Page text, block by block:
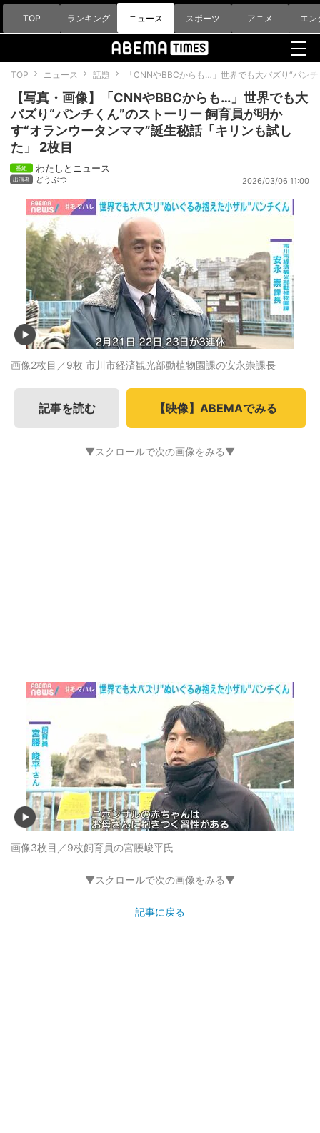
TOP ランキング ニュース スポーツ アニメ エン
TOP ニュース 話題 「CNNやBBCからも…」世界でも大バズり“パン
【写真・画像】「CNNやBBCからも…」世界でも大
バズり“パンチくん”のストーリー 飼育員が明か
す“オランウータンママ”誕生秘話「キリンも試し
た」 2枚目
わたしとニュース
どうぶつ 2026/03/06 11:00
画像2枚目／9枚 市川市経済観光部動植物園課の安永崇課長
記事を読む 【映像】ABEMAでみる
▼スクロールで次の画像をみる▼
画像3枚目／9枚飼育員の宮腰峻平氏
▼スクロールで次の画像をみる▼
記事に戻る